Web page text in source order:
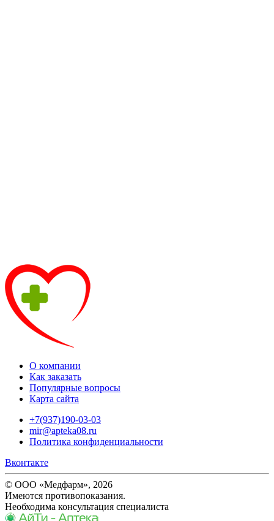
О компании
Как заказать
Популярные вопросы
Карта сайта
+7(937)190-03-03
mir@apteka08.ru
Политика конфиденциальности
Вконтакте
© ООО «Медфарм», 2026
Имеются противопоказания.
Необходима консультация специалиста